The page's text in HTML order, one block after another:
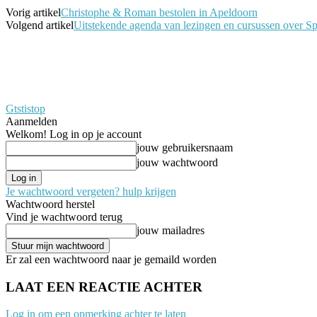
Vorig artikelChristophe & Roman bestolen in Apeldoorn
Volgend artikelUitstekende agenda van lezingen en cursussen over
Gtstistop
Aanmelden
Welkom! Log in op je account
jouw gebruikersnaam
jouw wachtwoord
Je wachtwoord vergeten? hulp krijgen
Wachtwoord herstel
Vind je wachtwoord terug
jouw mailadres
Er zal een wachtwoord naar je gemaild worden
LAAT EEN REACTIE ACHTER
Log in om een opmerking achter te laten